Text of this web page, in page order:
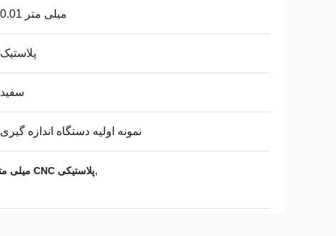
0.01 میلی متر
پلاستیک
سفید
نمونه اولیه دستگاه اندازه گیری
نمونه اولیه دستگاه اندازه گیری 0.01mm,0نمونه اولیه دستگاه اندازه گیری.01mm,0.01 میلی متر ماشینکاری CNC پلاستیکی,